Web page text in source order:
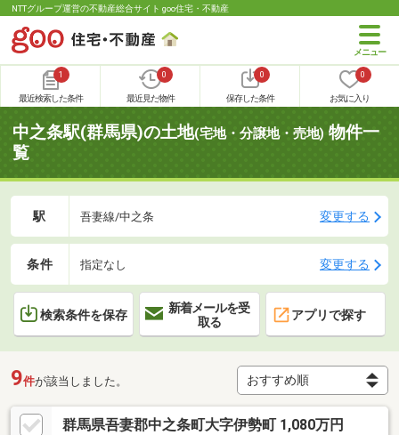
NTTグループ運営の不動産総合サイト goo住宅・不動産
1
最近検索した条件
0
最近見た物件
0
保存した条件
0
お気に入り
中之条駅(群馬県)の土地(宅地・分譲地・売地) 物件一
覧
駅 吾妻線/中之条 変更する
条件 指定なし 変更する
検索条件を保存
新着メールを受
取る
アプリで探す
9件が該当しました。
群馬県吾妻郡中之条町大字伊勢町 1,080万円